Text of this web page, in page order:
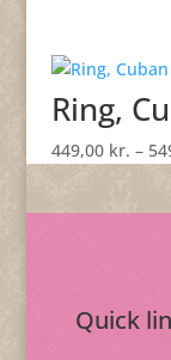
Ring,
449,00 kr. –
Quick